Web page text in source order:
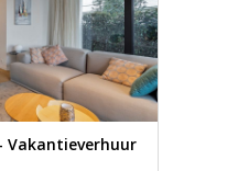
Vakantieverhuur